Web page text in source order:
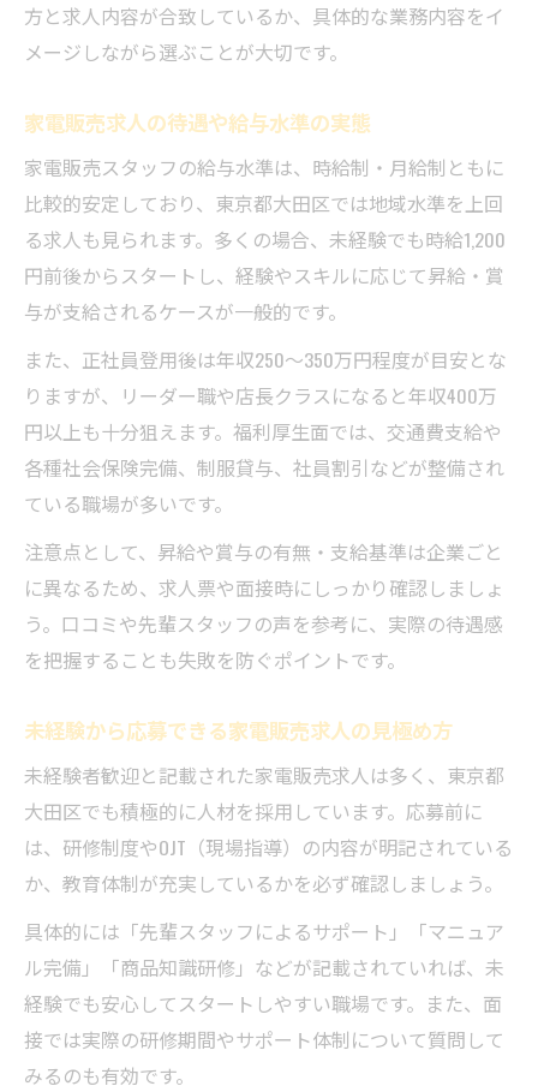
方と求人内容が合致しているか、具体的な業務内容をイ
メージしながら選ぶことが大切です。
家電販売求人の待遇や給与水準の実態
家電販売スタッフの給与水準は、時給制・月給制ともに
比較的安定しており、東京都大田区では地域水準を上回
る求人も見られます。多くの場合、未経験でも時給1,200
円前後からスタートし、経験やスキルに応じて昇給・賞
与が支給されるケースが一般的です。
また、正社員登用後は年収250～350万円程度が目安とな
りますが、リーダー職や店長クラスになると年収400万
円以上も十分狙えます。福利厚生面では、交通費支給や
各種社会保険完備、制服貸与、社員割引などが整備され
ている職場が多いです。
注意点として、昇給や賞与の有無・支給基準は企業ごと
に異なるため、求人票や面接時にしっかり確認しましょ
う。口コミや先輩スタッフの声を参考に、実際の待遇感
を把握することも失敗を防ぐポイントです。
未経験から応募できる家電販売求人の見極め方
未経験者歓迎と記載された家電販売求人は多く、東京都
大田区でも積極的に人材を採用しています。応募前に
は、研修制度やOJT（現場指導）の内容が明記されている
か、教育体制が充実しているかを必ず確認しましょう。
具体的には「先輩スタッフによるサポート」「マニュア
ル完備」「商品知識研修」などが記載されていれば、未
経験でも安心してスタートしやすい職場です。また、面
接では実際の研修期間やサポート体制について質問して
みるのも有効です。